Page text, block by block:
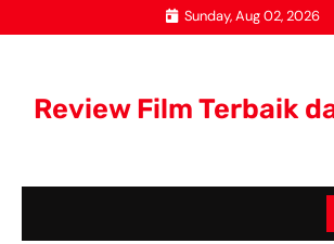
to
Sunday, Aug 02, 2026
Review Film Terbaik